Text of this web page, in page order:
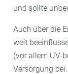
und sollte
Auch über die
weit
(vor allem UV-
Versorgung